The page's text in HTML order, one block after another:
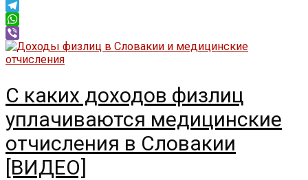
Twitter
Telegram
WhatsApp
Viber
С каких доходов физлиц
уплачиваются медицинские
отчисления в Словакии
[ВИДЕО]